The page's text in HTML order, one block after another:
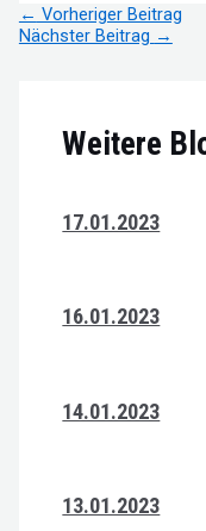
Beitragsnavigation
← Vorheriger Beitrag
Nächster Beitrag →
Weitere
17.01.2023
16.01.2023
14.01.2023
13.01.2023